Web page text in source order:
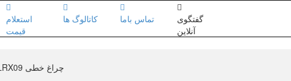
استعلام
قیمت
کاتالوگ ها تماس باما
گفتگوی
آنلاین
لاین نوری توکار بدون لبه ی افراتاب AF-LRX09 چراغ خطی